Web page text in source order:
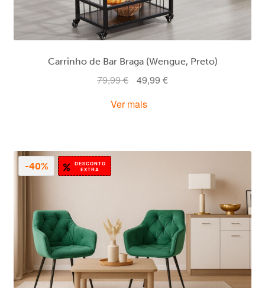
Carrinho de Bar Braga (Wengue, Preto)
79,99€
O
original
49,99 €O
Ver mais
DESCONTO
EXTRA
-40%